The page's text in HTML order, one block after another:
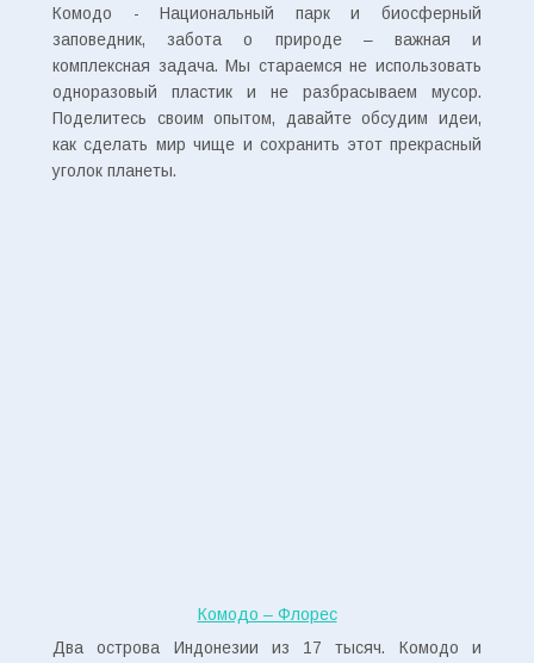
Комодо - Национальный парк и биосферный
заповедник, забота о природе – важная и
комплексная задача. Мы стараемся не использовать
одноразовый пластик и не разбрасываем мусор.
Поделитесь своим опытом, давайте обсудим идеи,
как сделать мир чище и сохранить этот прекрасный
уголок планеты.
Комодо – Флорес
Два острова Индонезии из 17 тысяч. Комодо и